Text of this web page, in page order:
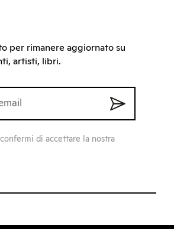
per rimanere aggiornato su
artisti, libri.
di accettare la nostra